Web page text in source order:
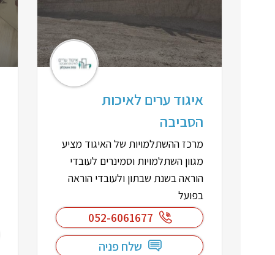
איגוד ערים לאיכות
הסביבה
מרכז ההשתלמויות של האיגוד מציע
מגוון השתלמויות וסמינרים לעובדי
הוראה בשנת שבתון ולעובדי הוראה
בפועל
052-6061677
שלח פניה